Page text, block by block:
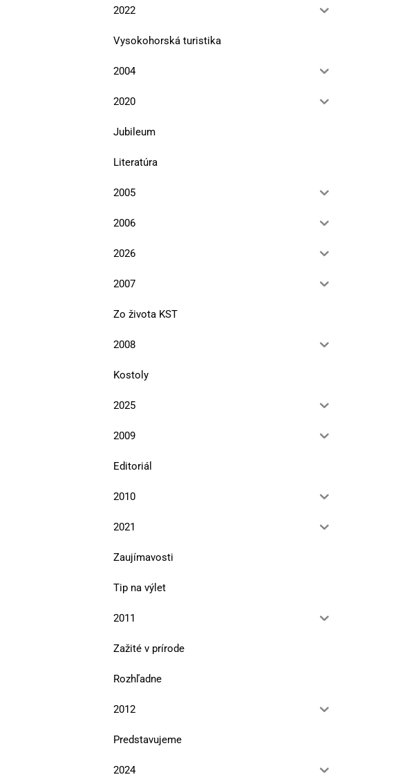
2022
Vysokohorská turistika
2004
2020
Jubileum
Literatúra
2005
2006
2026
2007
Zo života KST
2008
Kostoly
2025
2009
Editoriál
2010
2021
Zaujímavosti
Tip na výlet
2011
Zažité v prírode
Rozhľadne
2012
Predstavujeme
2024